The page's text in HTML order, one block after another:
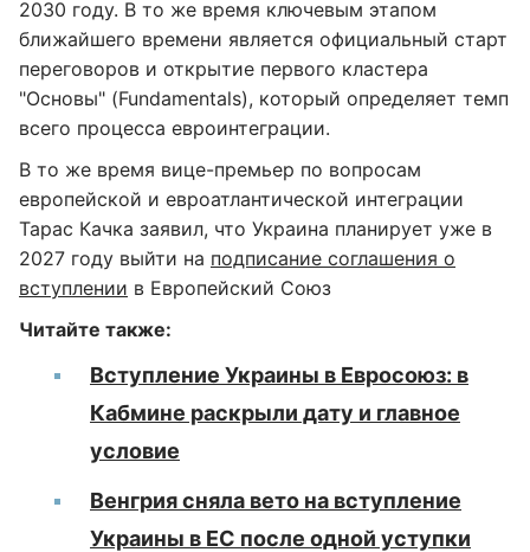
2030 году. В то же время ключевым этапом
ближайшего времени является официальный старт
переговоров и открытие первого кластера
"Основы" (Fundamentals), который определяет темп
всего процесса евроинтеграции.
В то же время вице-премьер по вопросам
европейской и евроатлантической интеграции
Тарас Качка заявил, что Украина планирует уже в
2027 году выйти на подписание соглашения о
вступлении в Европейский Союз
Читайте также:
Вступление Украины в Евросоюз: в
Кабмине раскрыли дату и главное
условие
Венгрия сняла вето на вступление
Украины в ЕС после одной уступки